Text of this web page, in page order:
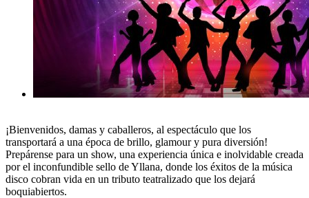
¡Bienvenidos, damas y caballeros, al espectáculo que los
transportará a una época de brillo, glamour y pura diversión!
Prepárense para un show, una experiencia única e inolvidable creada
por el inconfundible sello de Yllana, donde los éxitos de la música
disco cobran vida en un tributo teatralizado que los dejará
boquiabiertos.